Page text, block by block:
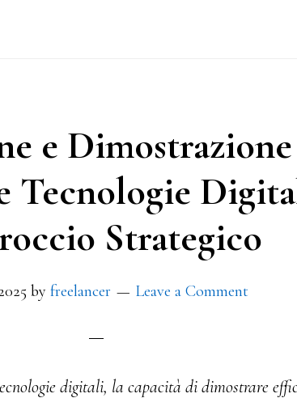
e
Tecnologie
Strategico
by freelancer Leave a Comment
digitali, la capacità di dimostrare